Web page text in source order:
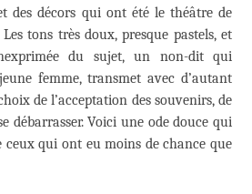
des décors qui ont été le théâtre de
tons très doux, presque pastels, et
du sujet, un non-dit qui
femme, transmet avec d’autant
de l’acceptation des souvenirs, de
débarrasser. Voici une ode douce qui
ceux qui ont eu moins de chance que